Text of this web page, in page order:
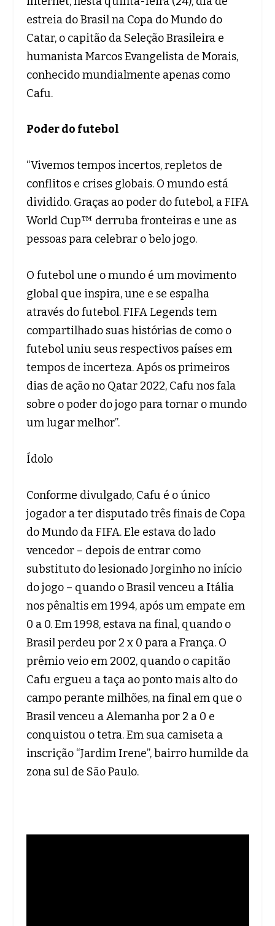
estreia do Brasil na Copa do Mundo do
Catar, o capitão da Seleção Brasileira e
humanista Marcos Evangelista de Morais,
conhecido mundialmente apenas como
Cafu.
Poder do futebol
“Vivemos tempos incertos, repletos de
conflitos e crises globais. O mundo está
dividido. Graças ao poder do futebol, a FIFA
World Cup™ derruba fronteiras e une as
pessoas para celebrar o belo jogo.
O futebol une o mundo é um movimento
global que inspira, une e se espalha
através do futebol. FIFA Legends tem
compartilhado suas histórias de como o
futebol uniu seus respectivos países em
tempos de incerteza. Após os primeiros
dias de ação no Qatar 2022, Cafu nos fala
sobre o poder do jogo para tornar o mundo
um lugar melhor”.
Ídolo
Conforme divulgado, Cafu é o único
jogador a ter disputado três finais de Copa
do Mundo da FIFA. Ele estava do lado
vencedor – depois de entrar como
substituto do lesionado Jorginho no início
do jogo – quando o Brasil venceu a Itália
nos pênaltis em 1994, após um empate em
0 a 0. Em 1998, estava na final, quando o
Brasil perdeu por 2 x 0 para a França. O
prêmio veio em 2002, quando o capitão
Cafu ergueu a taça ao ponto mais alto do
campo perante milhões, na final em que o
Brasil venceu a Alemanha por 2 a 0 e
conquistou o tetra. Em sua camiseta a
inscrição “Jardim Irene”, bairro humilde da
zona sul de São Paulo.